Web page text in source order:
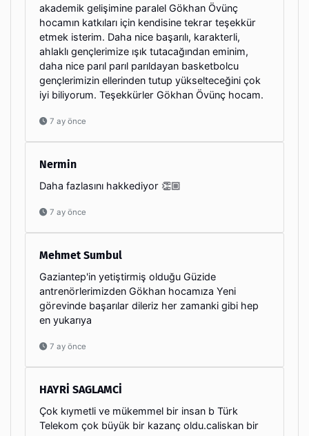
akademik gelişimine paralel Gökhan Övünç
hocamın katkıları için kendisine tekrar teşekkür
etmek isterim. Daha nice başarılı, karakterli,
ahlaklı gençlerimize ışık tutacağından eminim,
daha nice parıl parıl parıldayan basketbolcu
gençlerimizin ellerinden tutup yükselteceğini çok
iyi biliyorum. Teşekkürler Gökhan Övünç hocam.
7 ay önce
Nermin
Daha fazlasını hakkediyor 👏🏼
7 ay önce
Mehmet Sumbul
Gaziantep'in yetiştirmiş olduğu Güzide
antrenörlerimizden Gökhan hocamıza Yeni
görevinde başarılar dileriz her zamanki gibi hep
en yukarıya
7 ay önce
HAYRİ SAGLAMCİ
Çok kıymetli ve mükemmel bir insan b Türk
Telekom çok büyük bir kazanç oldu.caliskan bir